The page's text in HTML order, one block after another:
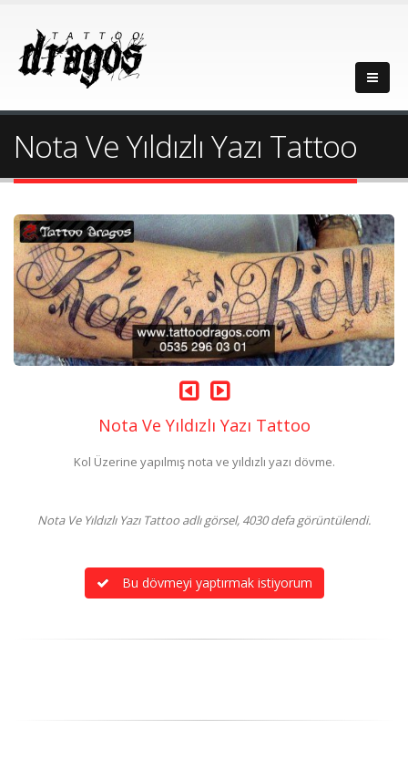
Nota Ve Yıldızlı Yazı Tattoo
Nota Ve Yıldızlı Yazı Tattoo
Kol Üzerine yapılmış nota ve yıldızlı yazı dövme.
Nota Ve Yıldızlı Yazı Tattoo adlı görsel, 4030 defa görüntülendi.
Bu dövmeyi yaptırmak istiyorum